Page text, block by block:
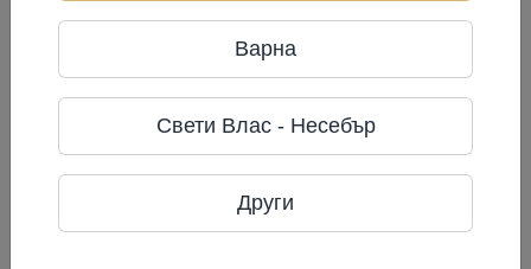
Телефон: +995 596 409 409
Адрес: Грузия 1400 г. Гори,
Шиндисское шоссе 17
Често разглеждани
Варна
Свети Влас - Несебър
Други